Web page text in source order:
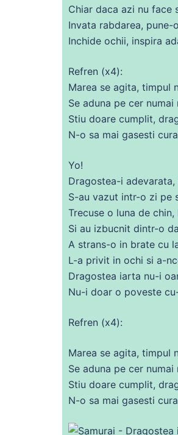
Chiar daca azi nu face
Invata rabdarea, pune-o
Inchide ochii, inspira
Refren (x4):
Marea se agita, timpul
Se aduna pe cer numai
Stiu doare cumplit,
N-o sa mai gasesti
Yo!
Dragostea-i
S-au vazut intr-o zi pe
Trecuse o luna de chin,
Si au izbucnit dintr-o
A strans-o in brate cu
L-a privit in ochi si a-
Dragostea iarta nu-i
Nu-i doar o poveste cu
Refren (x4):
Marea se agita, timpul
Se aduna pe cer numai
Stiu doare cumplit,
N-o sa mai gasesti